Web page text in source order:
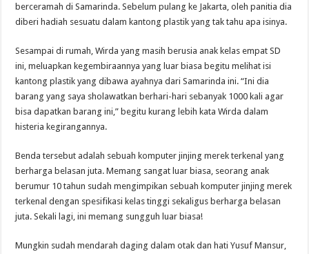
berceramah di Samarinda. Sebelum pulang ke Jakarta, oleh panitia dia
diberi hadiah sesuatu dalam kantong plastik yang tak tahu apa isinya.
Sesampai di rumah, Wirda yang masih berusia anak kelas empat SD
ini, meluapkan kegembiraannya yang luar biasa begitu melihat isi
kantong plastik yang dibawa ayahnya dari Samarinda ini. “Ini dia
barang yang saya sholawatkan berhari-hari sebanyak 1000 kali agar
bisa dapatkan barang ini,” begitu kurang lebih kata Wirda dalam
histeria kegirangannya.
Benda tersebut adalah sebuah komputer jinjing merek terkenal yang
berharga belasan juta. Memang sangat luar biasa, seorang anak
berumur 10 tahun sudah mengimpikan sebuah komputer jinjing merek
terkenal dengan spesifikasi kelas tinggi sekaligus berharga belasan
juta. Sekali lagi, ini memang sungguh luar biasa!
Mungkin sudah mendarah daging dalam otak dan hati Yusuf Mansur,